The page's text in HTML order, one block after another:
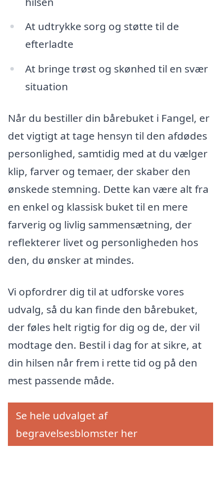
At udtrykke sorg og støtte til de
efterladte
At bringe trøst og skønhed til en svær
situation
Når du bestiller din bårebuket i Fangel, er
det vigtigt at tage hensyn til den afdødes
personlighed, samtidig med at du vælger
klip, farver og temaer, der skaber den
ønskede stemning. Dette kan være alt fra
en enkel og klassisk buket til en mere
farverig og livlig sammensætning, der
reflekterer livet og personligheden hos
den, du ønsker at mindes.
Vi opfordrer dig til at udforske vores
udvalg, så du kan finde den bårebuket,
der føles helt rigtig for dig og de, der vil
modtage den. Bestil i dag for at sikre, at
din hilsen når frem i rette tid og på den
mest passende måde.
Se hele udvalget af
begravelsesblomster her